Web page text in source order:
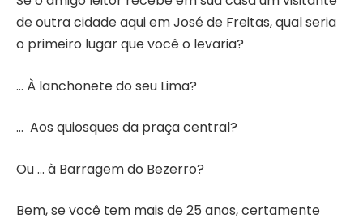
de outra cidade aqui em José de Freitas, qual seria
o primeiro lugar que você o levaria?
… À lanchonete do seu Lima?
… Aos quiosques da praça central?
Ou … à Barragem do Bezerro?
Bem, se você tem mais de 25 anos, certamente